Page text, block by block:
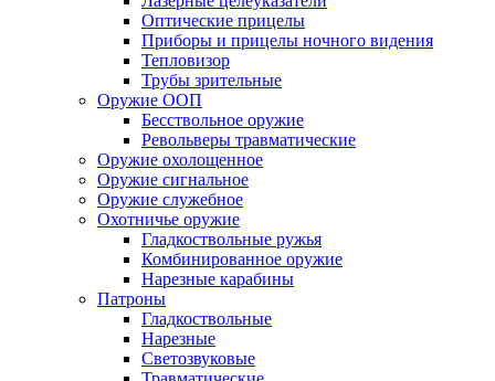
Оптические прицелы
Приборы и прицелы ночного видения
Тепловизор
Трубы зрительные
Оружие ООП
Бесствольное оружие
Револьверы травматические
Оружие охолощенное
Оружие сигнальное
Оружие служебное
Охотничье оружие
Гладкоствольные ружья
Комбинированное оружие
Нарезные карабины
Патроны
Гладкоствольные
Нарезные
Светозвуковые